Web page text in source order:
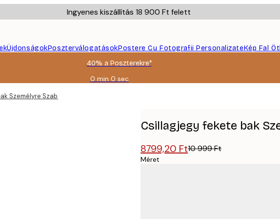
Ingyenes kiszállítás 18 900 Ft felett
ÚjdonságokPoszterválogatásokPostere Cu Fotografii PersonalizateKép Fal
40% a Poszterekre*
0 min 0 sec
Érvényes:
Személyre Szabott Poszter
Csillagjegy fekete bak
8799,20 Ft10 999 Ft
Méret